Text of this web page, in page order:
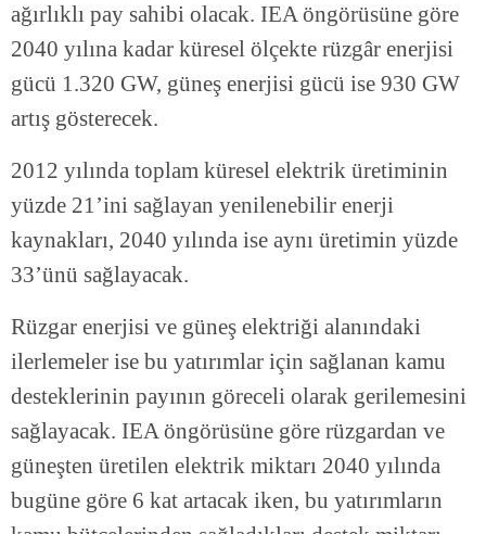
ağırlıklı pay sahibi olacak. IEA öngörüsüne göre
2040 yılına kadar küresel ölçekte rüzgâr enerjisi
gücü 1.320 GW, güneş enerjisi gücü ise 930 GW
artış gösterecek.
2012 yılında toplam küresel elektrik üretiminin
yüzde 21’ini sağlayan yenilenebilir enerji
kaynakları, 2040 yılında ise aynı üretimin yüzde
33’ünü sağlayacak.
Rüzgar enerjisi ve güneş elektriği alanındaki
ilerlemeler ise bu yatırımlar için sağlanan kamu
desteklerinin payının göreceli olarak gerilemesini
sağlayacak. IEA öngörüsüne göre rüzgardan ve
güneşten üretilen elektrik miktarı 2040 yılında
bugüne göre 6 kat artacak iken, bu yatırımların